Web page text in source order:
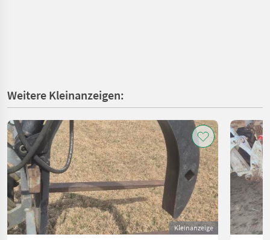
Weitere Kleinanzeigen:
Kleinanzeige